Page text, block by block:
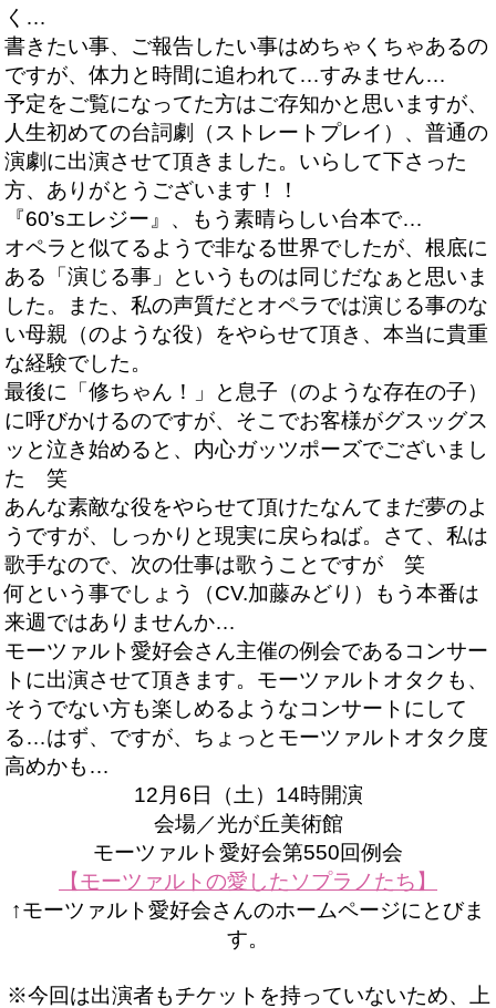
く…
書きたい事、ご報告したい事はめちゃくちゃあるの
ですが、体力と時間に追われて…すみません…
予定をご覧になってた方はご存知かと思いますが、
人生初めての台詞劇（ストレートプレイ）、普通の
演劇に出演させて頂きました。いらして下さった
方、ありがとうございます！！
『60’sエレジー』、もう素晴らしい台本で…
オペラと似てるようで非なる世界でしたが、根底に
ある「演じる事」というものは同じだなぁと思いま
した。
また、私の声質だとオペラでは演じる事のな
い母親（のような役）をやらせて頂き、本当に貴重
な経験でした。
最後に「修ちゃん！」と息子（のような存在の子）
に呼びかけるのですが、そこでお客様がグスッグス
ッと泣き始めると、内心ガッツポーズでございまし
た 笑
あんな素敵な役をやらせて頂けたなんてまだ夢のよ
うですが、しっかりと現実に戻らねば。さて、私は
歌手なので、次の仕事は歌うことですが 笑
何という事でしょう（CV.加藤みどり）もう本番は
来週ではありませんか…
モーツァルト愛好会さん主催の例会であるコンサー
トに出演させて頂きます。モーツァルトオタクも、
そうでない方も楽しめるようなコンサートにして
る…はず、ですが、ちょっとモーツァルトオタク度
高めかも…
12月6日（土）14時開演
会場／光が丘美術館
モーツァルト愛好会第550回例会
【モーツァルトの愛したソプラノたち】
↑モーツァルト愛好会さんのホームページにとびま
す。
※今回は出演者もチケットを持っていないため、上